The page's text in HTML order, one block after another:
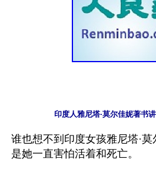
印度人雅尼塔·莫尔佳妮著书
谁也想不到印度女孩雅尼塔·
是她一直害怕活着和死亡。